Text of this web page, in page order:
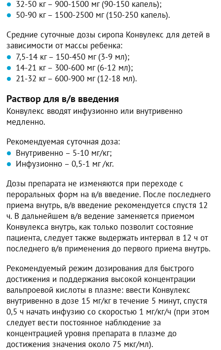
32-50 кг – 900-1500 мг (90-150 капель);
50-90 кг – 1500-2500 мг (150-250 капель).
Средние суточные дозы сиропа Конвулекс для детей в
зависимости от массы ребенка:
7,5-14 кг – 150-450 мг (3-9 мл);
14-21 кг – 300-600 мг (6-12 мл);
21-32 кг – 600-900 мг (12-18 мл).
Раствор для в/в введения
Конвулекс вводят инфузионно или внутривенно
медленно.
Рекомендуемая суточная доза:
Внутривенно – 5-10 мг/кг;
Инфузионно – 0,5-1 мг /кг.
Дозы препарата не изменяются при переходе с
пероральных форм на в/в введение. После последнего
приема внутрь, в/в введение рекомендуется спустя 12
ч. В дальнейшем в/в ведение заменяется приемом
Конвулекса внутрь, как только позволит состояние
пациента, следует также выдержать интервал в 12 ч от
последнего в/в применения до первого приема внутрь.
Рекомендуемый режим дозирования для быстрого
достижения и поддержания высокой концентрации
вальпроевой кислоты в плазме: ввести Конвулекс
внутривенно в дозе 15 мг/кг в течение 5 минут, спустя
0,5 ч начать инфузию со скоростью 1 мг/кг/ч (при этом
следует вести постоянное наблюдение за
концентрацией уровня препарата в плазме до
достижения значения около 75 мкг/мл).